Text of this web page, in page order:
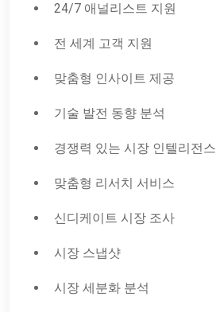
24/7 애널리스트 지원
전 세계 고객 지원
맞춤형 인사이트 제공
기술 발전 동향 분석
경쟁력 있는 시장 인텔리전스
맞춤형 리서치 서비스
신디케이트 시장 조사
시장 스냅샷
시장 세분화 분석